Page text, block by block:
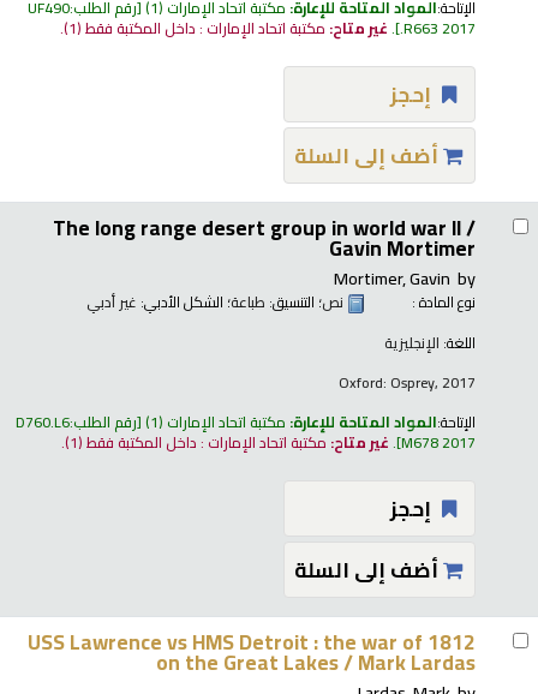
الإتاحة:المواد المتاحة للإعارة: مكتبة اتحاد الإمارات (1) رقم الطلب:UF490
.R663 2017
.غير متاح:مكتبة اتحاد الإمارات : داخل المكتبة فقط(1).
إحجز
أضف إلى السلة
The long range desert group in world war II /
Gavin Mortimer
by
Mortimer, Gavin
نوع المادة : نص؛ التنسيق: طباعة؛ الشكل الأدبي: غير أدبي
اللغة: الإنجليزية
Oxford: Osprey, 2017
الإتاحة:المواد المتاحة للإعارة: مكتبة اتحاد الإمارات (1) رقم الطلب:D760.L6
M678 2017
.غير متاح: مكتبة اتحاد الإمارات : داخل المكتبة فقط(1).
إحجز
أضف إلى السلة
USS Lawrence vs HMS Detroit : the war of 1812
on the Great Lakes /Mark Lardas